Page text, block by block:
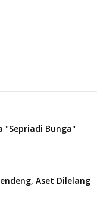
"Sepriadi Bunga"
Aset Dilelang